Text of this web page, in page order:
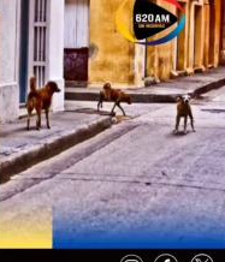
DISFRAZ